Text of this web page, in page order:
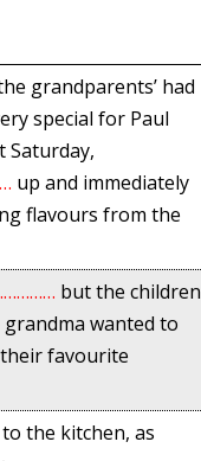
grandparents’ had
special for Paul
Saturday,
up and immediately
flavours from the
but the children
wanted to
favourite
the kitchen, as